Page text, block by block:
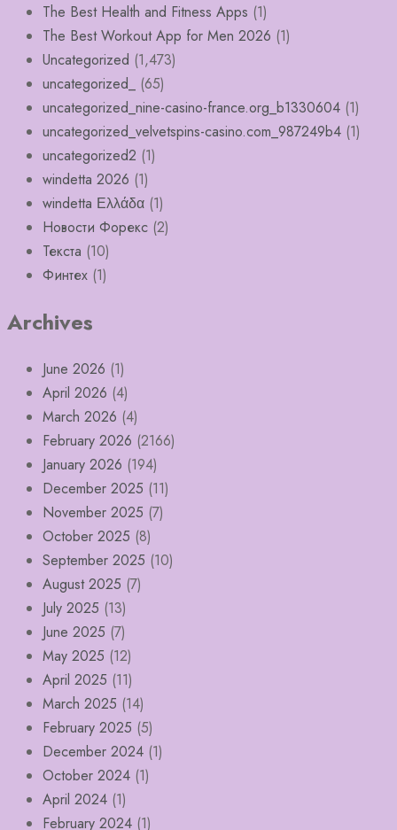
The Best Health and Fitness Apps (1)
The Best Workout App for Men 2026 (1)
Uncategorized (1,473)
uncategorized_
(65)
uncategorized_nine-casino-france.org_b1330604 (1)
uncategorized_velvetspins-casino.com_987249b4 (1)
uncategorized2 (1)
windetta 2026 (1)
windetta Ελλάδα (1)
Новости Форекс (2)
Текста (10)
Финтех (1)
Archives
June 2026 (1)
April 2026 (4)
March 2026 (4)
February 2026 (2166)
January 2026 (194)
December 2025 (11)
November 2025 (7)
October 2025 (8)
September 2025 (10)
August 2025 (7)
July 2025 (13)
June 2025 (7)
May 2025 (12)
April 2025 (11)
March 2025 (14)
February 2025 (5)
December 2024 (1)
October 2024 (1)
April 2024 (1)
February 2024 (1)